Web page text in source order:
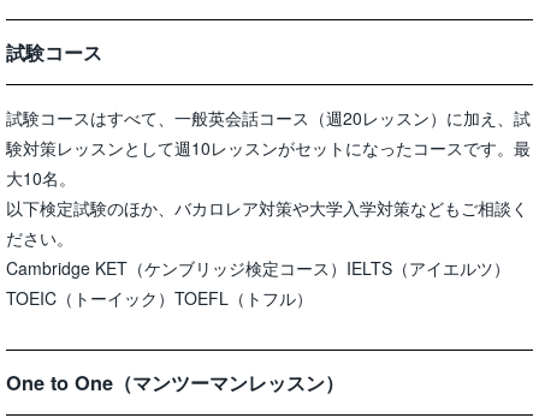
試験コース
試験コースはすべて、一般英会話コース（週20レッスン）に加え、試
験対策レッスンとして週10レッスンがセットになったコースです。最
大10名。
以下検定試験のほか、バカロレア対策や大学入学対策などもご相談く
ださい。
Cambridge KET（ケンブリッジ検定コース）IELTS（アイエルツ）
TOEIC（トーイック）TOEFL（トフル）
One to One（マンツーマンレッスン）